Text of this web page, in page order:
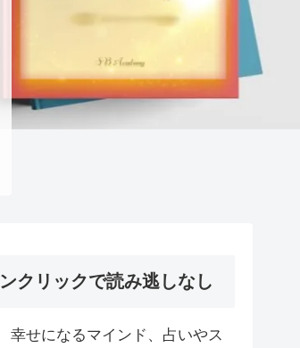
クリックで読み逃しなし
幸せになるマインド、占いやス